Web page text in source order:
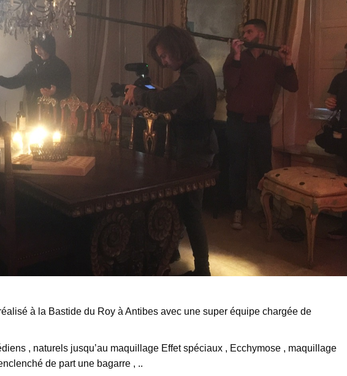
à la Bastide du Roy à Antibes avec une super équipe chargée de
, naturels jusqu’au maquillage Effet spéciaux , Ecchymose , maquillage
de part une bagarre , ..